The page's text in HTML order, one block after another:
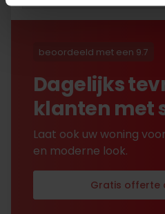
beoordeeld met een 9.7
Dagelijks
klanten met
Laat ook uw woning
en moderne look.
Gratis offerte